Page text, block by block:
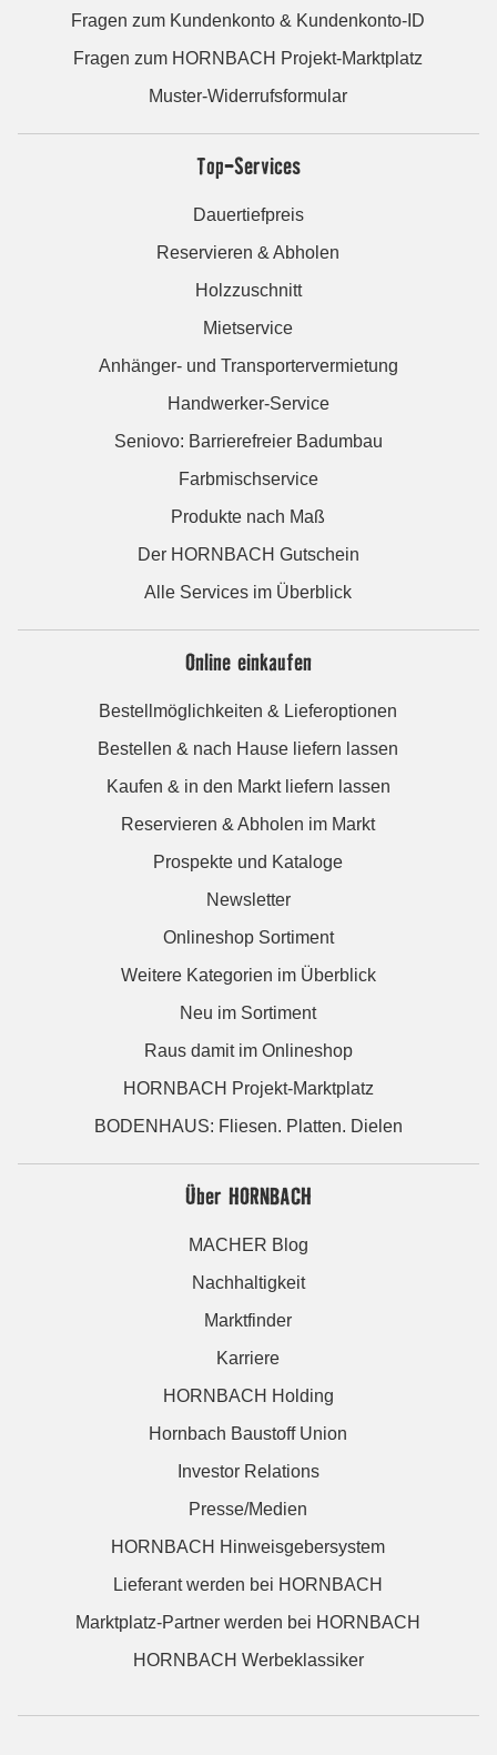
Fragen zum Kundenkonto & Kundenkonto-ID
Fragen zum HORNBACH Projekt-Marktplatz
Muster-Widerrufsformular
Top-Services
Dauertiefpreis
Reservieren & Abholen
Holzzuschnitt
Mietservice
Anhänger- und Transportervermietung
Handwerker-Service
Seniovo: Barrierefreier Badumbau
Farbmischservice
Produkte nach Maß
Der HORNBACH Gutschein
Alle Services im Überblick
Online einkaufen
Bestellmöglichkeiten & Lieferoptionen
Bestellen & nach Hause liefern lassen
Kaufen & in den Markt liefern lassen
Reservieren & Abholen im Markt
Prospekte und Kataloge
Newsletter
Onlineshop Sortiment
Weitere Kategorien im Überblick
Neu im Sortiment
Raus damit im Onlineshop
HORNBACH Projekt-Marktplatz
BODENHAUS: Fliesen. Platten. Dielen
Über HORNBACH
MACHER Blog
Nachhaltigkeit
Marktfinder
Karriere
HORNBACH Holding
Hornbach Baustoff Union
Investor Relations
Presse/Medien
HORNBACH Hinweisgebersystem
Lieferant werden bei HORNBACH
Marktplatz-Partner werden bei HORNBACH
HORNBACH Werbeklassiker